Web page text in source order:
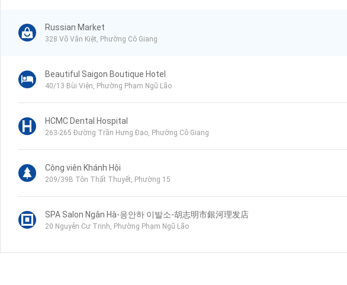
Russian Market
328 Võ Văn Kiệt, Phường Cô Giang
Beautiful Saigon Boutique Hotel
40/13 Bùi Viện, Phường Phạm Ngũ Lão
HCMC Dental Hospital
263-265 Đường Trần Hưng Đạo, Phường Cô Giang
Công viên Khánh Hội
209/39B Tôn Thất Thuyết, Phường 15
SPA Salon Ngân Hà-응안하 이발소-胡志明市銀河理发店
20 Nguyễn Cư Trinh, Phường Phạm Ngũ Lão